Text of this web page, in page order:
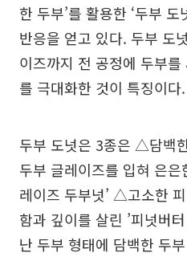
한 두부’를 활용한 ‘두부
반응을 얻고 있다. 두부 도
이즈까지 전 공정에 두부
를 극대화한 것이 특징이다.
두부 도넛은 3종은 △담백
두부 글레이즈를 입혀 은은
레이즈 두부넛’ △고소한
함과 깊이를 살린 ’피넛버
난 두부 형태에 담백한 두